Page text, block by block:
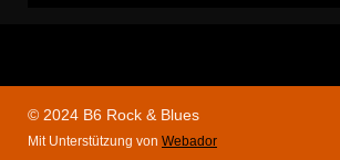
© 2024 B6 Rock & Blues
Mit Unterstützung von Webador